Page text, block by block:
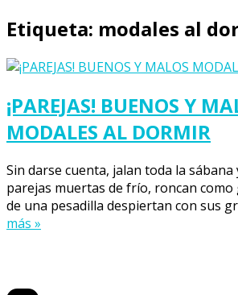
Etiqueta: modales al
¡PAREJAS! BUENOS Y
MODALES AL DORMIR
Sin darse cuenta, jalan toda la sábana
parejas muertas de frío, roncan como
de una pesadilla despiertan con sus
más »